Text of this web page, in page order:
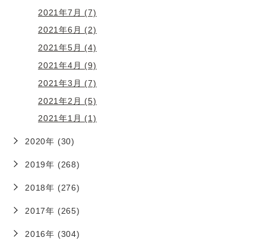
2021年7月 (7)
2021年6月 (2)
2021年5月 (4)
2021年4月 (9)
2021年3月 (7)
2021年2月 (5)
2021年1月 (1)
2020年 (30)
2019年 (268)
2018年 (276)
2017年 (265)
2016年 (304)